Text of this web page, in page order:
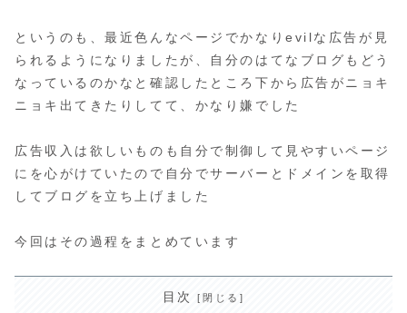
というのも、最近色んなページでかなりevilな広告が見
られるようになりましたが、自分のはてなブログもどう
なっているのかなと確認したところ下から広告がニョキ
ニョキ出てきたりしてて、かなり嫌でした
広告収入は欲しいものも自分で制御して見やすいページ
にを心がけていたので自分でサーバーとドメインを取得
してブログを立ち上げました
今回はその過程をまとめています
目次